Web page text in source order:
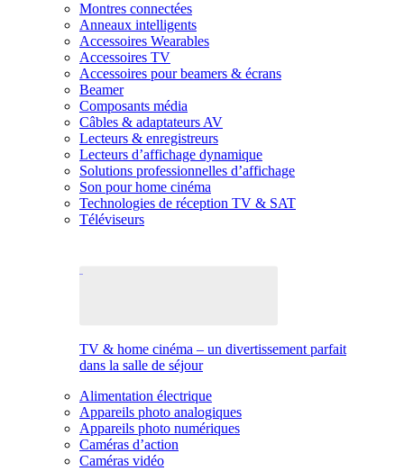
Montres connectées
Anneaux intelligents
Accessoires Wearables
Accessoires TV
Accessoires pour beamers & écrans
Beamer
Composants média
Câbles & adaptateurs AV
Lecteurs & enregistreurs
Lecteurs d’affichage dynamique
Solutions professionnelles d’affichage
Son pour home cinéma
Technologies de réception TV & SAT
Téléviseurs
TV & home cinéma – un divertissement parfait
dans la salle de séjour
Alimentation électrique
Appareils photo analogiques
Appareils photo numériques
Caméras d’action
Caméras vidéo